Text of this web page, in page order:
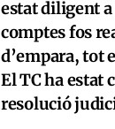
estat diligent a
comptes fos
d’empara, tot
El TC ha estat
resolució